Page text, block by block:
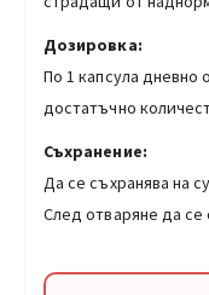
Дозировка:
По 1 капсула дневно
достатъчно
Съхранение:
Да се съхранява на
След отваряне да се